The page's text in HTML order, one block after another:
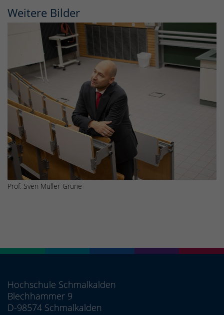
Weitere Bilder
Prof. Sven Müller-Grune
Hochschule Schmalkalden
Blechhammer 9
D-98574 Schmalkalden